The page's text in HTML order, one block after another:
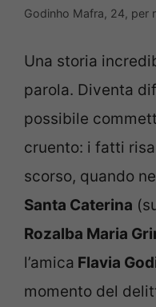
Godinho Mafra, 24, per
Una storia
parola. Diventa
possibile
cruento: i fatti
scorso, quando
Santa Caterina
Rozalba Maria
l’amica Flavia
momento del